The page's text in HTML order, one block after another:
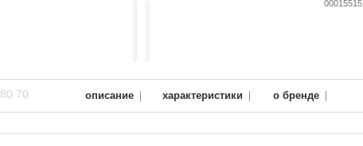
00015515
70 описание | характеристики | о бренде |